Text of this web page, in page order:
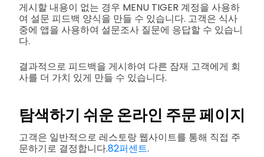
게시할 내용이 없는 경우 MENU TIGER 계정을 사용하
여 설문 피드백 양식을 만들 수 있습니다. 고객은 식사
중에 앱을 사용하여 설문조사 질문에 응답할 수 있습니
다.
결과적으로 피드백을 게시하여 다른 잠재 고객에게 회
사를 더 가치 있게 만들 수 있습니다.
탐색하기 쉬운 온라인 주문 페이지
고객은 일반적으로 레스토랑 웹사이트를 통해 직접 주
문하기로 결정합니다.82퍼센트.